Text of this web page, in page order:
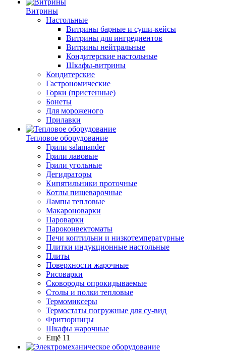
Витрины
Настольные
Витрины барные и суши-кейсы
Витрины для ингредиентов
Витрины нейтральные
Кондитерские настольные
Шкафы-витрины
Кондитерские
Гастрономические
Горки (пристенные)
Бонеты
Для мороженого
Прилавки
Тепловое оборудование
Грили salamander
Грили лавовые
Грили угольные
Дегидраторы
Кипятильники проточные
Котлы пищеварочные
Лампы тепловые
Макароноварки
Пароварки
Пароконвектоматы
Печи коптильни и низкотемпературные
Плитки индукционные настольные
Плиты
Поверхности жарочные
Рисоварки
Сковороды опрокидываемые
Столы и полки тепловые
Термомиксеры
Термостаты погружные для су-вид
Фритюрницы
Шкафы жарочные
Ещё 11